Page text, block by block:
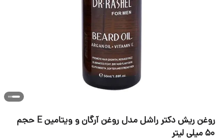
روغن ریش دکتر راشل مدل روغن آرگان و ویتامین E حجم
50 میلی لیتر